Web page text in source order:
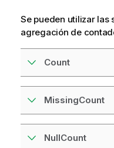
Se pueden utilizar las
agregación de
Count
MissingCount
NullCount